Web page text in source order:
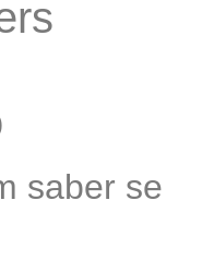
saber se